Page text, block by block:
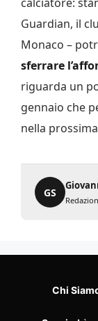
calciatore:
Guardian, il
Monaco –
sferrare
riguarda un
gennaio che
nella
GS
Chi